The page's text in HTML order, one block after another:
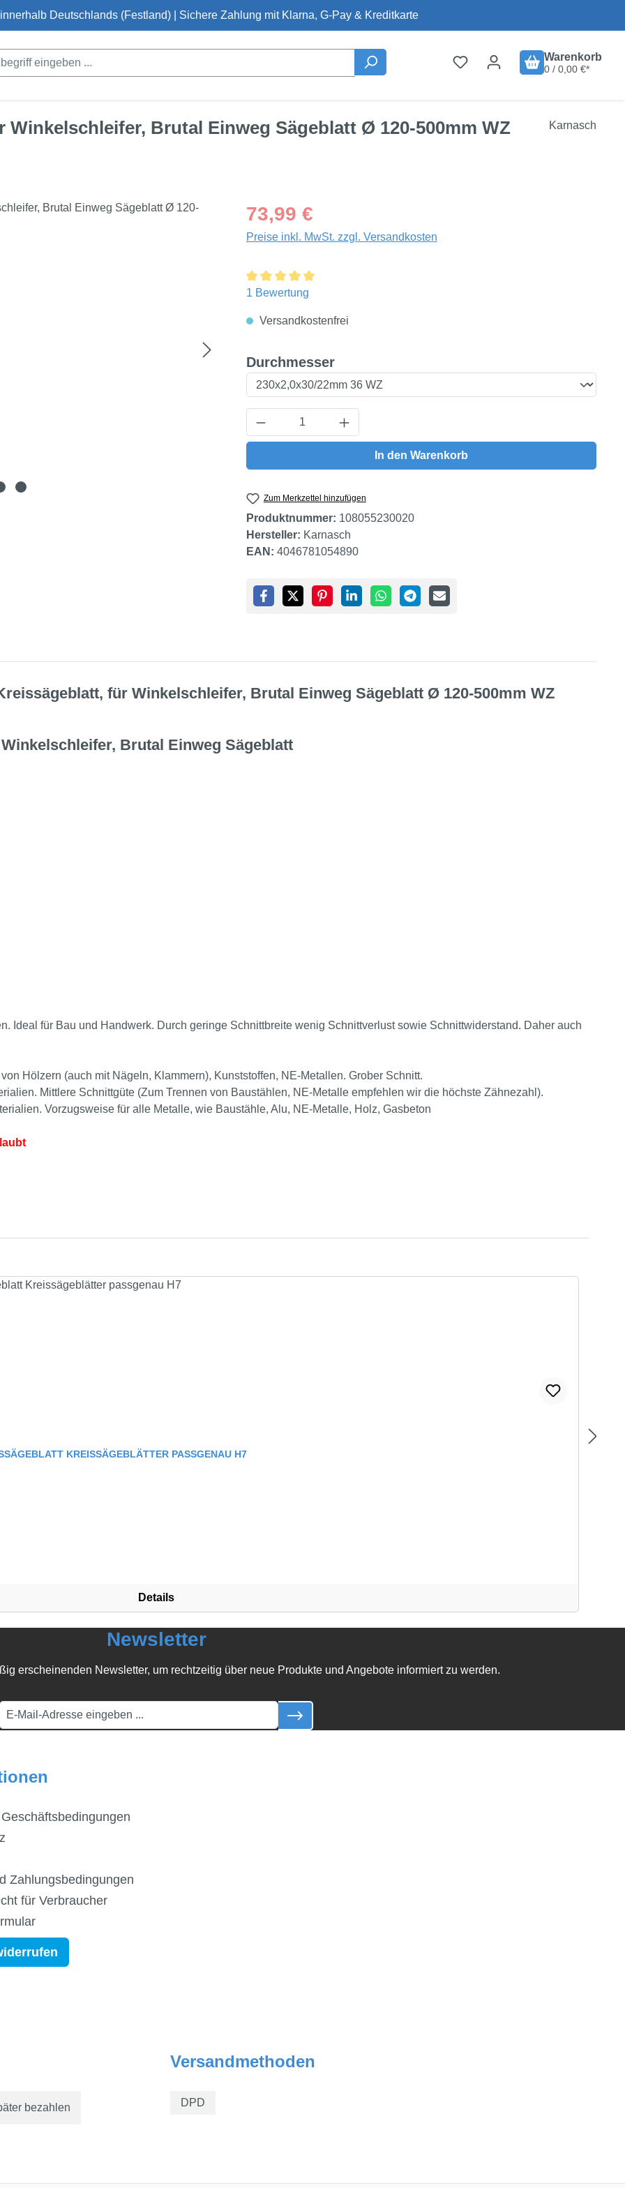
Deutschlands (Festland) | Sichere Zahlung mit Klarna, G-Pay & Kreditkarte
Warenkorb
0 / 0,00 €*
Brutal Einweg Sägeblatt Ø 120-500mm WZ
Karnasch
Regulärer Preis:
73,99 €
Preise inkl. MwSt. zzgl. Versandkosten
Durchschnittliche Bewertung von 5 von 5 Sternen
1 Bewertung
Versandkostenfrei
Durchmesserauswählen
Produkt Anzahl: Gib den gewünschten Wert ein
In den Warenkorb
Zum Merkzettel hinzufügen
Produktnummer: 108055230020
Hersteller: Karnasch
EAN: 4046781054890
für Winkelschleifer, Brutal Einweg Sägeblatt Ø 120-500mm WZ
Brutal Einweg Sägeblatt
Ideal für Bau und Handwerk. Durch geringe Schnittbreite wenig Schnittverlust sowie Schnittwiderstand. Daher auch
Hölzern (auch mit Nägeln, Klammern), Kunststoffen, NE-Metallen. Grober Schnitt.
Mittlere Schnittgüte (Zum Trennen von Baustählen, NE-Metalle empfehlen wir die höchste Zähnezahl).
Vorzugsweise für alle Metalle, wie Baustähle, Alu, NE-Metalle, Holz, Gasbeton
KREISSÄGEBLÄTTER PASSGENAU H7
Details
Newsletter
erscheinenden Newsletter, um rechtzeitig über neue Produkte und Angebote informiert zu werden.
Zahlungsbedingungen
für Verbraucher
bezahlen
Versandmethoden
DPD